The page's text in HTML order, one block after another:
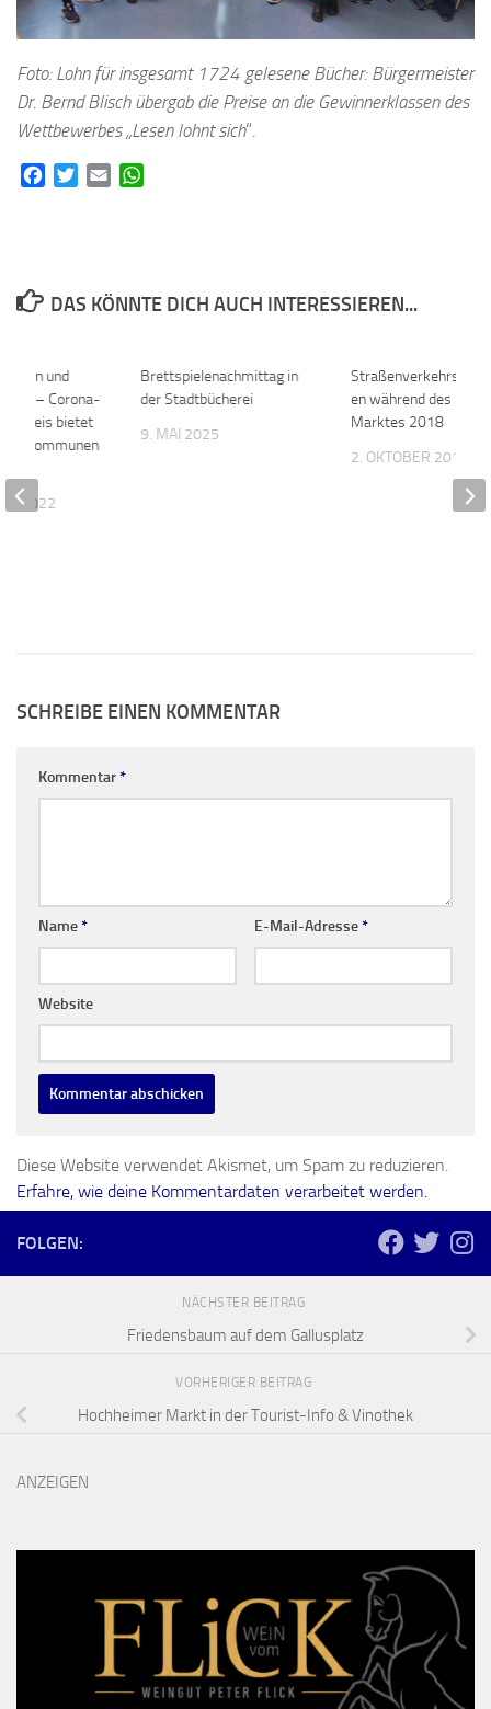
Foto: Lohn für insgesamt 1724 gelesene Bücher: Bürgermeister
Dr. Bernd Blisch übergab die Preise an die Gewinnerklassen des
Wettbewerbes „Lesen lohnt sich“.
FacebookTwitterEmail
DAS KÖNNTE DICH AUCH INTERESSIEREN...
Brettspielenachmittag in
der Stadtbücherei
9. MAI 2025
en während des
Marktes 2018
2. OKTOBER 2018
und
– Corona-
Kreis bietet
Kommunen
2022
SCHREIBE EINEN KOMMENTAR
Kommentar*
Name* E-Mail-Adresse*
Website
Diese Website verwendet Akismet, um Spam zu reduzieren.
Erfahre, wie deine Kommentardaten verarbeitet werden.
FOLGEN:
NÄCHSTER BEITRAG
Friedensbaum auf dem Gallusplatz
VORHERIGER BEITRAG
Hochheimer Markt in der Tourist-Info & Vinothek
ANZEIGEN